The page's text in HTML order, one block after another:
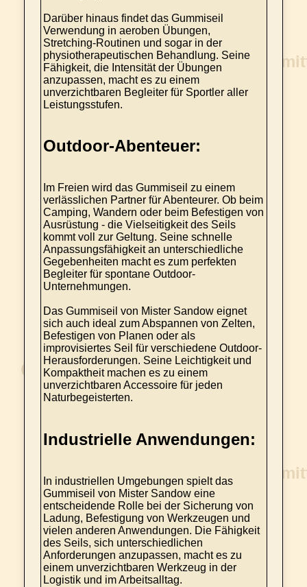
Darüber hinaus findet das Gummiseil
Verwendung in aeroben Übungen,
Stretching-Routinen und sogar in der
physiotherapeutischen Behandlung. Seine
Fähigkeit, die Intensität der Übungen
anzupassen, macht es zu einem
unverzichtbaren Begleiter für Sportler aller
Leistungsstufen.
Outdoor-Abenteuer:
Im Freien wird das Gummiseil zu einem
verlässlichen Partner für Abenteurer. Ob beim
Camping, Wandern oder beim Befestigen von
Ausrüstung - die Vielseitigkeit des Seils
kommt voll zur Geltung. Seine schnelle
Anpassungsfähigkeit an unterschiedliche
Gegebenheiten macht es zum perfekten
Begleiter für spontane Outdoor-
Unternehmungen.
Das Gummiseil von Mister Sandow eignet
sich auch ideal zum Abspannen von Zelten,
Befestigen von Planen oder als
improvisiertes Seil für verschiedene Outdoor-
Herausforderungen. Seine Leichtigkeit und
Kompaktheit machen es zu einem
unverzichtbaren Accessoire für jeden
Naturbegeisterten.
Industrielle Anwendungen:
In industriellen Umgebungen spielt das
Gummiseil von Mister Sandow eine
entscheidende Rolle bei der Sicherung von
Ladung, Befestigung von Werkzeugen und
vielen anderen Anwendungen. Die Fähigkeit
des Seils, sich unterschiedlichen
Anforderungen anzupassen, macht es zu
einem unverzichtbaren Werkzeug in der
Logistik und im Arbeitsalltag.